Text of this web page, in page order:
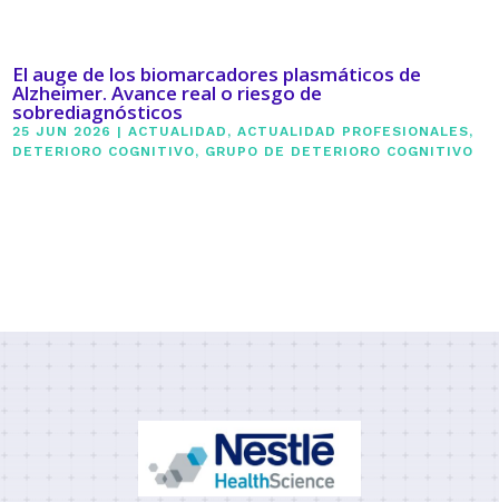
El auge de los biomarcadores plasmáticos de
Alzheimer. Avance real o riesgo de
sobrediagnósticos
25 JUN 2026 |ACTUALIDAD ,ACTUALIDAD PROFESIONALES,
DETERIORO COGNITIVO, GRUPO DE DETERIORO COGNITIVO